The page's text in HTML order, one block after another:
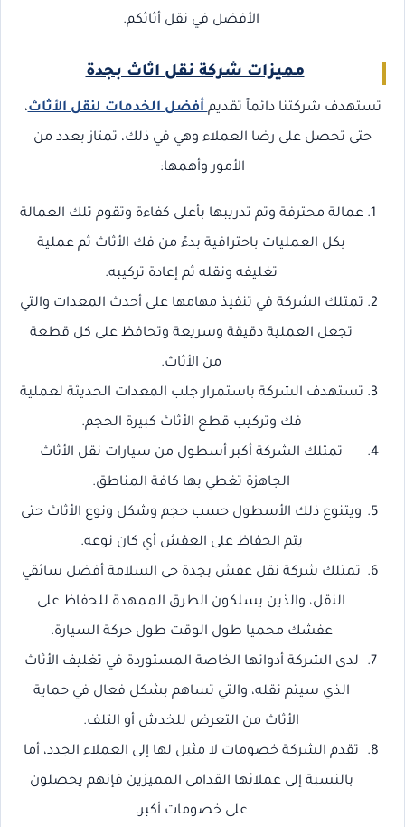
الأفضل في نقل أثاثكم.
مميزات شركة نقل اثاث بجدة
تستهدف شركتنا دائماً تقديمأفضل الخدمات لنقل الأثاث،
حتى تحصل على رضا العملاء وهي في ذلك، تمتاز بعدد من
الأمور وأهمها:
عمالة محترفة وتم تدريبها بأعلى كفاءة وتقوم تلك العمالة
بكل العمليات باحترافية بدءً من فك الأثاث ثم عملية
تغليفه ونقله ثم إعادة تركيبه.
تمتلك الشركة في تنفيذ مهامها على أحدث المعدات والتي
تجعل العملية دقيقة وسريعة وتحافظ على كل قطعة
من الأثاث.
تستهدف الشركة باستمرار جلب المعدات الحديثة لعملية
فك وتركيب قطع الأثاث كبيرة الحجم.
تمتلك الشركة أكبر أسطول من سيارات نقل الأثاث
الجاهزة تغطي بها كافة المناطق.
ويتنوع ذلك الأسطول حسب حجم وشكل ونوع الأثاث حتى
يتم الحفاظ على العفش أي كان نوعه.
تمتلك شركة نقل عفش بجدة حى السلامة أفضل سائقي
النقل، والذين يسلكون الطرق الممهدة للحفاظ على
عفشك محميا طول الوقت طول حركة السيارة.
لدى الشركة أدواتها الخاصة المستوردة في تغليف الأثاث
الذي سيتم نقله، والتي تساهم بشكل فعال في حماية
الأثاث من التعرض للخدش أو التلف.
تقدم الشركة خصومات لا مثيل لها إلى العملاء الجدد، أما
بالنسبة إلى عملائها القدامى المميزين فإنهم يحصلون
على خصومات أكبر.